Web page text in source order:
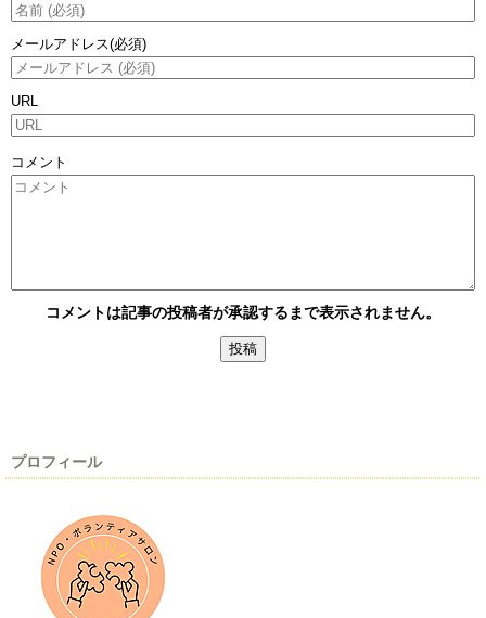
メールアドレス(必須)
URL
コメント
コメントは記事の投稿者が承認するまで表示されません。
プロフィール